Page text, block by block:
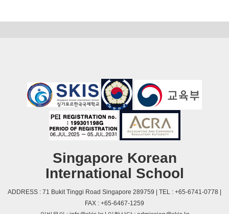
Singapore Korean
International School
ADDRESS : 71 Bukit Tinggi Road Singapore 289759 | TEL : +65-6741-0778 |
FAX : +65-6467-1259